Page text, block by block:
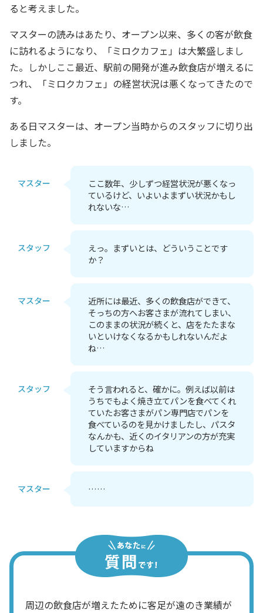
ると考えました。
マスターの読みはあたり、オープン以来、多くの客が飲食
に訪れるようになり、「ミロクカフェ」は大繁盛しまし
た。しかしここ最近、駅前の開発が進み飲食店が増えるに
つれ、「ミロクカフェ」の経営状況は悪くなってきたので
す。
ある日マスターは、オープン当時からのスタッフに切り出
しました。
マスター
ここ数年、少しずつ経営状況が悪くなっ
ているけど、いよいよまずい状況かもし
れないな…
スタッフ
えっ。まずいとは、どういうことです
か？
マスター
近所には最近、多くの飲食店ができて、
そっちの方へお客さまが流れてしまい、
このままの状況が続くと、店をたたまな
いといけなくなるかもしれないんだよ
ね…
スタッフ
そう言われると、確かに。例えば以前は
うちでもよく焼き立てパンを食べてくれ
ていたお客さまがパン専門店でパンを
食べているのを見かけましたし、パスタ
なんかも、近くのイタリアンの方が充実
していますからね
マスター ……
周辺の飲食店が増えたために客足が遠のき業績が